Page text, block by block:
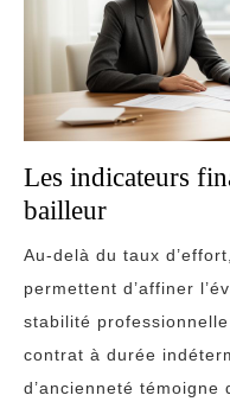
Les indicateurs
bailleur
Au-delà du taux
permettent d’affiner
stabilité
contrat à durée
d’ancienneté témoigne